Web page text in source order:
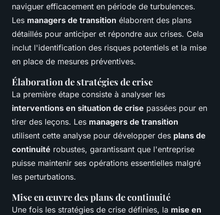
naviguer efficacement en période de turbulences.
Les managers de transition élaborent des plans
détaillés pour anticiper et répondre aux crises. Cela
inclut l'identification des risques potentiels et la mise
en place de mesures préventives.
Élaboration de stratégies de crise
La première étape consiste à analyser les
interventions en situation de crise passées pour en
tirer des leçons. Les managers de transition
utilisent cette analyse pour développer des plans de
continuité robustes, garantissant que l'entreprise
puisse maintenir ses opérations essentielles malgré
les perturbations.
Mise en œuvre des plans de continuité
Une fois les stratégies de crise définies, la mise en